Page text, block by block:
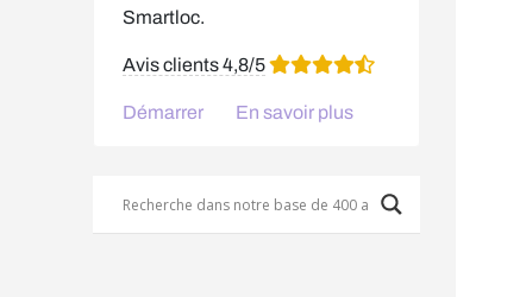
Smartloc.
Avis clients 4,8/5
Démarrer En savoir plus